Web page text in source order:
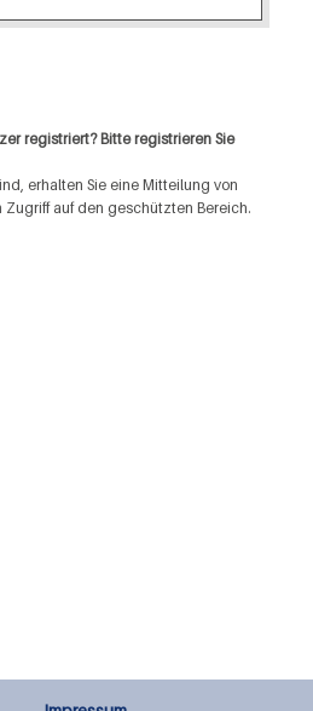
registriert? Bitte registrieren Sie
erhalten Sie eine Mitteilung von
auf den geschützten Bereich.